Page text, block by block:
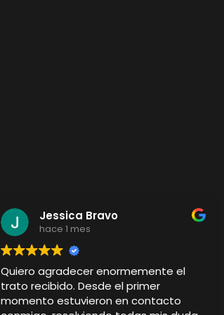
Jessica Bravo
hace 1 mes
Quiero agradecer enormemente el
trato recibido. Desde el primer
momento estuvieron en contacto